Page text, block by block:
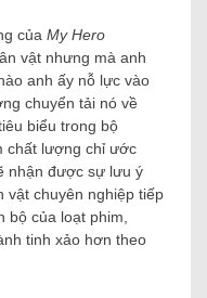
của My Hero
vật nhưng mà anh
anh ấy nỗ lực vào
chuyển tải nó về
biểu trong bộ
chất lượng chỉ ước
nhận được sự lưu ý
vật chuyên nghiệp tiếp
bộ của loạt phim,
tinh xảo hơn theo